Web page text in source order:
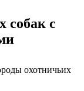
собак с
охотничьих